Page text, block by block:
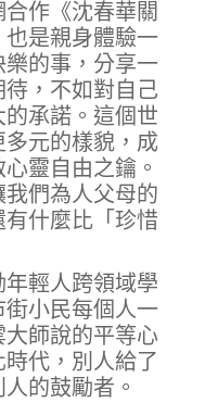
作《沈春華關
是親身體驗一
的事，分享一
，不如對自己
承諾。這個世
元的樣貌，成
靈自由之鑰。
們為人父母的
什麼比「珍惜
輕人跨領域學
小民每個人一
師說的平等心
代，別人給了
的鼓勵者。